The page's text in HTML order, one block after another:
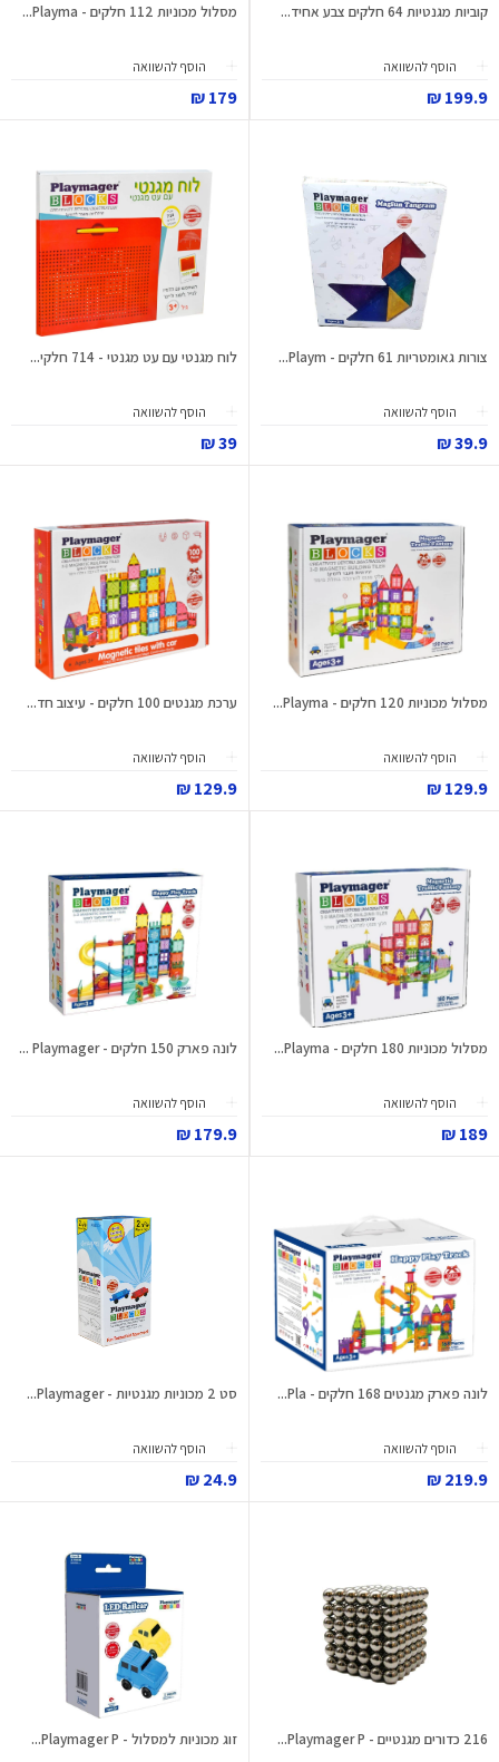
קוביות מגנטיות 64 חלקים צבע אחיד...
הוסף להשוואה
199.9 ₪
מסלול מכוניות 112 חלקים - Playma...
הוסף להשוואה
179 ₪
צורות גאומטריות 61 חלקים - Playm...
הוסף להשוואה
39.9 ₪
לוח מגנטי עם עט מגנטי - 714 חלקי...
הוסף להשוואה
39 ₪
מסלול מכוניות 120 חלקים - Playma...
הוסף להשוואה
129.9 ₪
ערכת מגנטים 100 חלקים - עיצוב חד...
הוסף להשוואה
129.9 ₪
מסלול מכוניות 180 חלקים - Playma...
הוסף להשוואה
189 ₪
לונה פארק 150 חלקים - Playmager ...
הוסף להשוואה
179.9 ₪
לונה פארק מגנטים 168 חלקים - Pla...
הוסף להשוואה
219.9 ₪
סט 2 מכוניות מגנטיות - Playmager...
הוסף להשוואה
24.9 ₪
216 כדורים מגנטיים - Playmager P... זוג מכוניות למסלול - Playmager P...